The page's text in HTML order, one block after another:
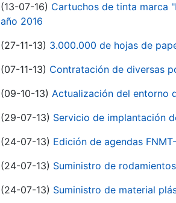
(13-07-16) Cartuchos de tinta marca
año 2016
(27-11-13) 3.000.000 de hojas de
(07-11-13) Contratación de diversas
(09-10-13) Actualización del entorno
(29-07-13) Servicio de implantación
(24-07-13) Edición de agendas
(24-07-13) Suministro de
(24-07-13) Suministro de material